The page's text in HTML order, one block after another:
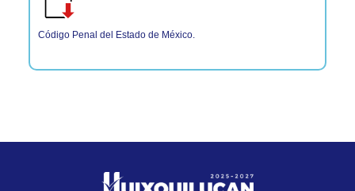
Código Penal del Estado de México.